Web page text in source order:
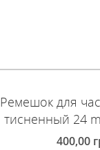
Ремешок для
тисненный 24
400,00